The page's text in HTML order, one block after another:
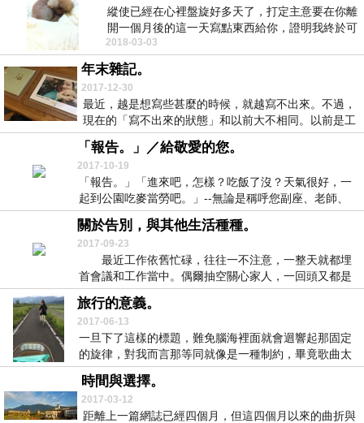
縱使已經在心裡盤旋好多天了，打定主意要在你離
開一個月後的這一天寫點東西給你，證明我終於可
以開始放下或...
2018-03-03
年末雜記。
2017-12-30
最近，越是想寫些甚麼的時候，就越寫不出來。不過，
現在的「寫不出來的狀態」和以前大不相同。以前是工
作到...
「報告。」／給敬愛的您。
2017-10-19
「報告。」「進來吧，怎樣？吃飯了沒？天氣很好，一
起到公園吃麥當勞吧。」--無論是稱呼您副座、老師、
團...
關於告別，與其他生活種種。
2017-09-23
最近工作依舊忙碌，往往一不注意，一整天就都埋
首會議和工作當中。偶爾抽空關心家人，一回頭又都是
滿滿...
旅行的意義。
2017-06-13
一旦下了這樣的標題，難免腦海裡面就會迴響起那固定
的旋律，對我而言那等同就像是一種制約，畢竟歌曲太
好聽...
時間與選擇。
2017-03-12
距離上一篇網誌已經四個月，但這四個月以來的曲折與